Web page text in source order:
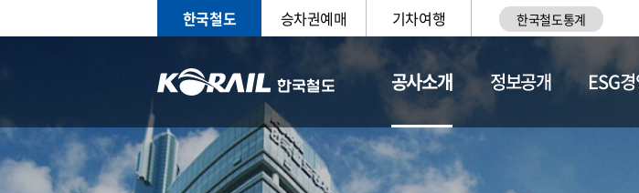
한국철도 승차권예매 기차여행 한국철도통계
공사소개
CEO 일반현황
정보공개 ESG